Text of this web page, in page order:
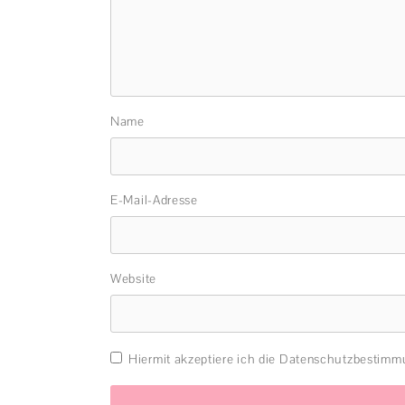
Name
E-Mail-Adresse
Website
Hiermit akzeptiere ich die